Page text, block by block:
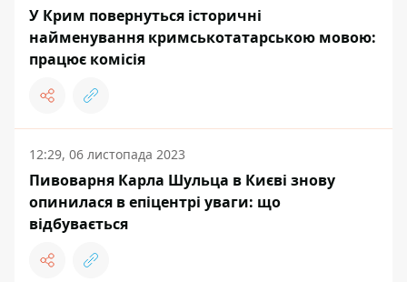
У Крим повернуться історичні
найменування кримськотатарською мовою:
працює комісія
12:29, 06 листопада 2023
Пивоварня Карла Шульца в Києві знову
опинилася в епіцентрі уваги: що
відбувається